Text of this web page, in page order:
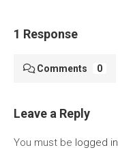
1 Response
Comments 0
Leave a Reply
You must be logged in